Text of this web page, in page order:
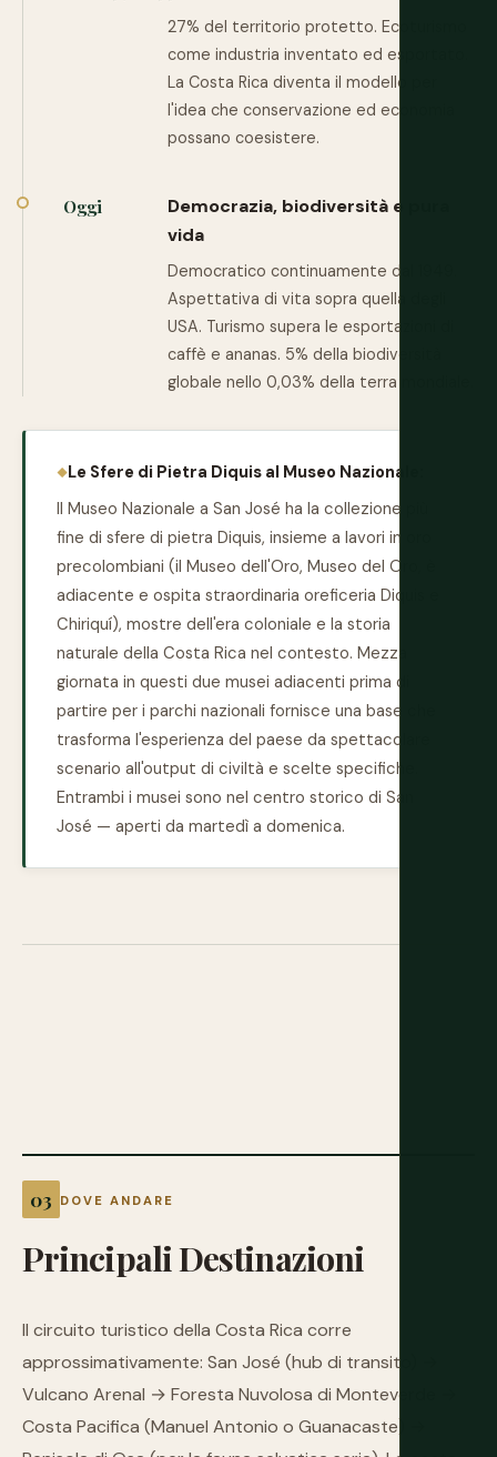
27% del territorio protetto. Ecoturismo
come industria inventato ed esportato.
La Costa Rica diventa il modello per
l'idea che conservazione ed economia
possano coesistere.
Oggi
Democrazia, biodiversità e pura
vida
Democratico continuamente dal 1949.
Aspettativa di vita sopra quella degli
USA. Turismo supera le esportazioni di
caffè e ananas. 5% della biodiversità
globale nello 0,03% della terra mondiale.
Le Sfere di Pietra Diquis al Museo Nazionale:
Il Museo Nazionale a San José ha la collezione più
fine di sfere di pietra Diquis, insieme a lavori in oro
precolombiani (il Museo dell'Oro, Museo del Oro, è
adiacente e ospita straordinaria oreficeria Diquis e
Chiriquí), mostre dell'era coloniale e la storia
naturale della Costa Rica nel contesto. Mezza
giornata in questi due musei adiacenti prima di
partire per i parchi nazionali fornisce una base che
trasforma l'esperienza del paese da spettacolare
scenario all'output di civiltà e scelte specifiche.
Entrambi i musei sono nel centro storico di San
José — aperti da martedì a domenica.
DOVE ANDARE
PrincipaliDestinazioni
Il circuito turistico della Costa Rica corre
approssimativamente: San José (hub di transito) →
Vulcano Arenal → Foresta Nuvolosa di Monteverde →
Costa Pacifica (Manuel Antonio o Guanacaste) →